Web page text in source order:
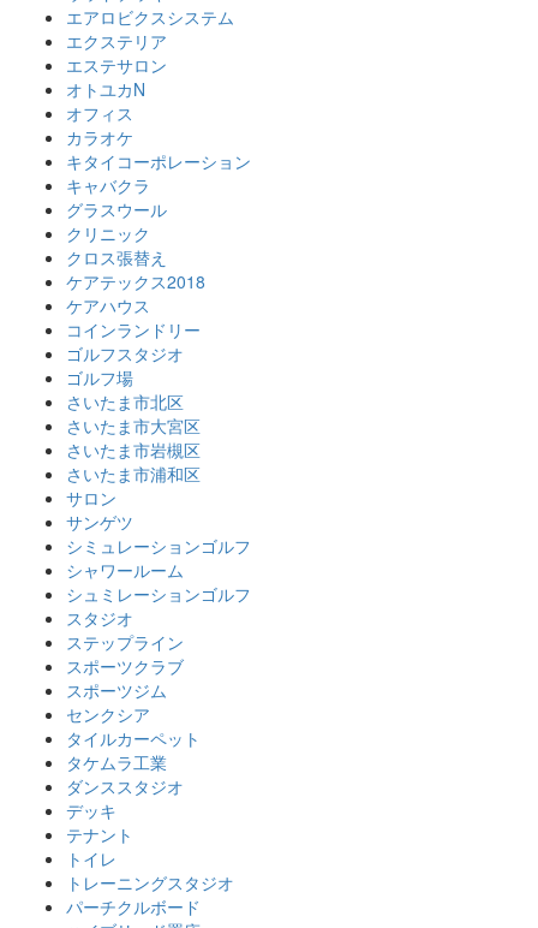
エアロビクスシステム
エクステリア
エステサロン
オトユカN
オフィス
カラオケ
キタイコーポレーション
キャバクラ
グラスウール
クリニック
クロス張替え
ケアテックス2018
ケアハウス
コインランドリー
ゴルフスタジオ
ゴルフ場
さいたま市北区
さいたま市大宮区
さいたま市岩槻区
さいたま市浦和区
サロン
サンゲツ
シミュレーションゴルフ
シャワールーム
シュミレーションゴルフ
スタジオ
ステップライン
スポーツクラブ
スポーツジム
センクシア
タイルカーペット
タケムラ工業
ダンススタジオ
デッキ
テナント
トイレ
トレーニングスタジオ
パーチクルボード